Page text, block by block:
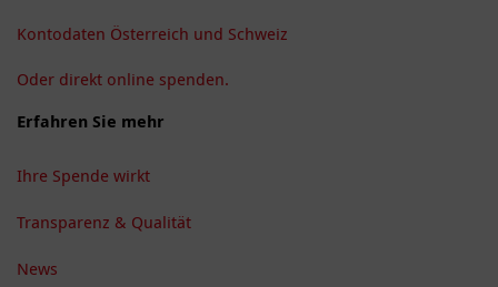
Kontodaten Österreich und Schweiz
Oder direkt online spenden.
Erfahren Sie mehr
Ihre Spende wirkt
Transparenz & Qualität
News